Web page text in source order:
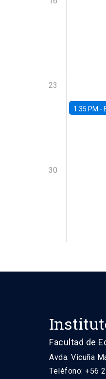
23
1:35 PM -
30
Facultad de
Avda. Vicuña
Teléfono: +56